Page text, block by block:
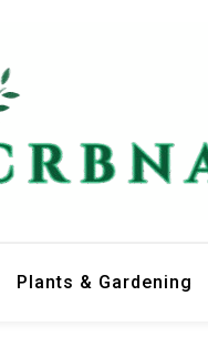
Plants & Gardening